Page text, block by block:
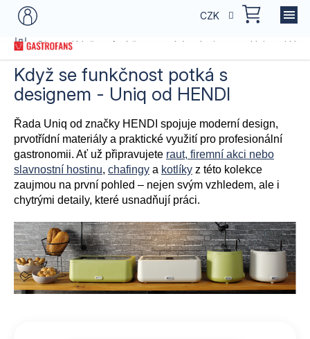
Přejít
CZK
Domů
Blog Když se funkčnost potká s designem - Uniq od
Když se funkčnost potká s
designem - Uniq od HENDI
Řada Uniq od značky HENDI spojuje moderní design,
prvotřídní materiály a praktické využití pro profesionální
gastronomii. Ať už připravujete raut, firemní akci nebo
slavnostní hostinu, chafingy a kotlíky z této kolekce
zaujmou na první pohled – nejen svým vzhledem, ale i
chytrými detaily, které usnadňují práci.